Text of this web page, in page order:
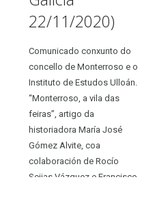
22/11/2020)
Comunicado conxunto do
concello de Monterroso e o
Instituto de Estudos Ulloán.
“Monterroso, a vila das
feiras”, artigo da
historiadora María José
Gómez Alvite, coa
colaboración de Rocío
Seijas Vázquez e Francisco